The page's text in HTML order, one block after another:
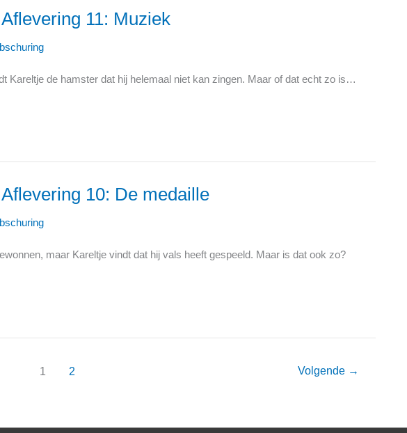
11: Muziek
Kareltje de hamster dat hij helemaal niet kan zingen. Maar of dat echt zo is…
10: De medaille
maar Kareltje vindt dat hij vals heeft gespeeld. Maar is dat ook zo?
1 2 Volgende →